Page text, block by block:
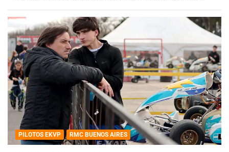
PILOTOS EKVP RMC BUENOS AIRES